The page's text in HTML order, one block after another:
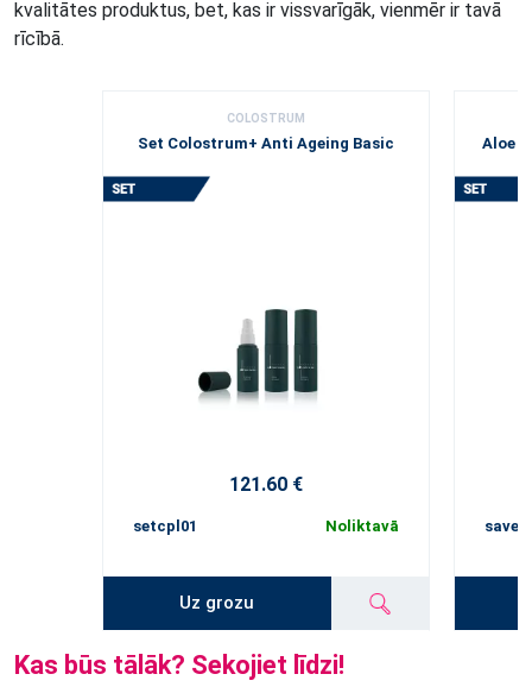
kvalitātes produktus, bet, kas ir vissvarīgāk, vienmēr ir tavā
rīcībā.
COLOSTRUM
Set Colostrum+ Anti Ageing Basic
121.60 €
setcpl01 Noliktavā
Uz grozu
Aloe
Kas būs tālāk? Sekojiet līdzi!